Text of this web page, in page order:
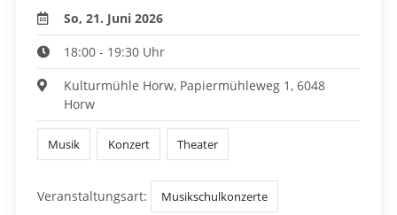
So, 21. Juni 2026
18:00 - 19:30 Uhr
Kulturmühle Horw, Papiermühleweg 1, 6048
Horw
Musik Konzert Theater
Veranstaltungsart: Musikschulkonzerte